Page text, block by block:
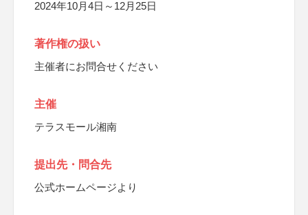
2024年10月4日～12月25日
著作権の扱い
主催者にお問合せください
主催
テラスモール湘南
提出先・問合先
公式ホームページより